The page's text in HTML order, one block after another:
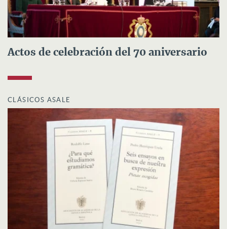
Actos de celebración del 70 aniversario
CLÁSICOS ASALE